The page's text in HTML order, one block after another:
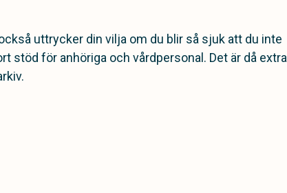
uttrycker din vilja om du blir så sjuk att du inte
stöd för anhöriga och vårdpersonal. Det är då extra